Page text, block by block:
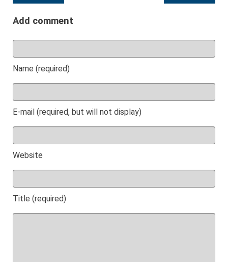
Add comment
Name (required)
E-mail (required, but will not display)
Website
Title (required)